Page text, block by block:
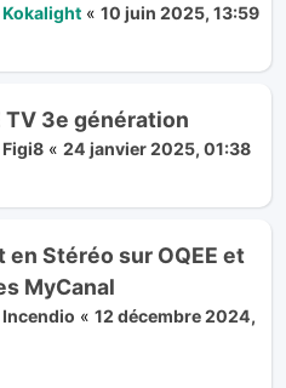
Kokalight « 10 juin 2025, 13:59
TV 3e génération
Figi8 « 24 janvier 2025, 01:38
Stéréo sur OQEE et
MyCanal
Incendio « 12 décembre 2024,